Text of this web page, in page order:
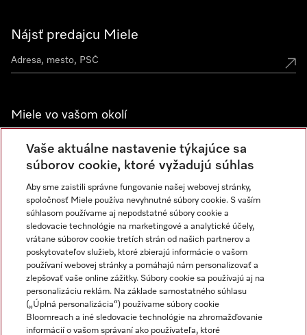
Nájsť predajcu Miele
Miele vo vašom okolí
Spoznajte predajne Miele
Newsletter
Miele na Instagrame
Miele na YouTube
Vaše aktuálne nastavenie týkajúce sa
súborov cookie, ktoré vyžadujú súhlas
Aby sme zaistili správne fungovanie našej webovej stránky,
spoločnosť Miele používa nevyhnutné súbory cookie. S vaším
súhlasom používame aj nepodstatné súbory cookie a
sledovacie technológie na marketingové a analytické účely,
vrátane súborov cookie tretích strán od našich partnerov a
poskytovateľov služieb, ktoré zbierajú informácie o vašom
používaní webovej stránky a pomáhajú nám personalizovať a
zlepšovať vaše online zážitky. Súbory cookie sa používajú aj na
personalizáciu reklám. Na základe samostatného súhlasu
(„Úplná personalizácia“) používame súbory cookie
Bloomreach a iné sledovacie technológie na zhromažďovanie
informácií o vašom správaní ako používateľa, ktoré